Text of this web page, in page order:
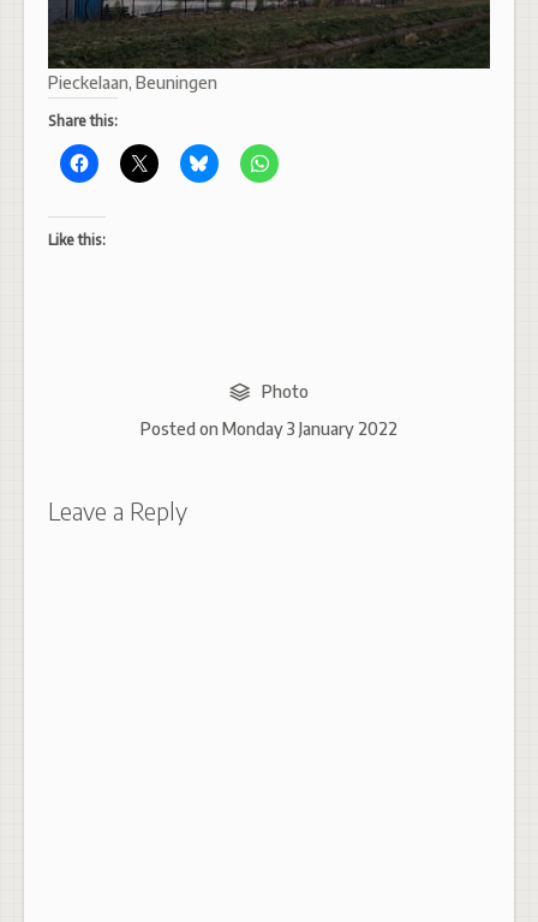
Pieckelaan, Beuningen
Share this:
Like this:
Photo
Posted on Monday 3 January 2022
Leave a Reply